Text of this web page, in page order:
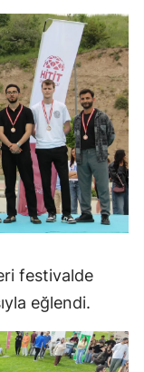
Malatya
Manisa
Kahramanmaraş
Mardin
Muğla
Muş
Niğde
Rize
festivalde
eğlendi.